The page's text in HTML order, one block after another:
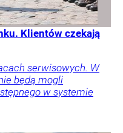
Klientów czekają
serwisowych. W
będą mogli
w systemie